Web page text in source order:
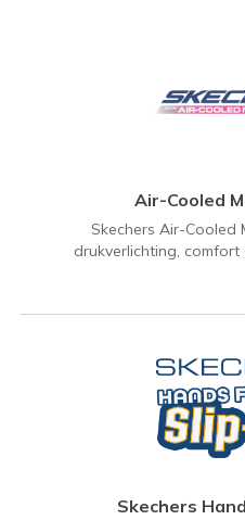
Air-Cooled
Skechers Air-Cooled
drukverlichting,
Skechers